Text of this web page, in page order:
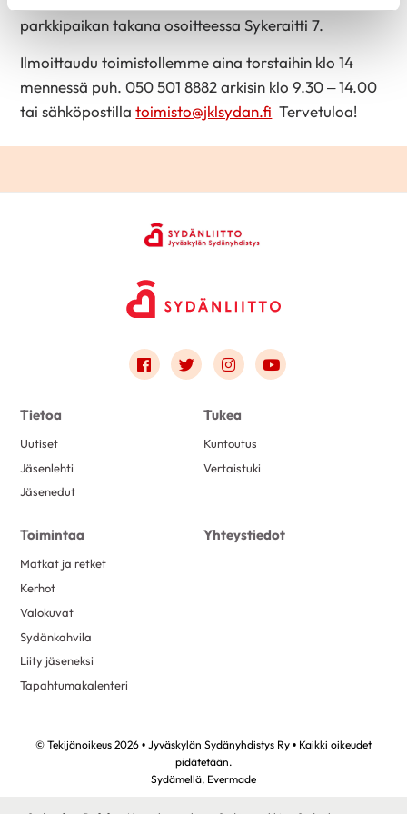
parkkipaikan takana osoitteessa Sykeraitti 7.
Ilmoittaudu toimistollemme aina torstaihin klo 14
mennessä puh. 050 501 8882 arkisin klo 9.30 – 14.00
tai sähköpostillatoimisto@jklsydan.fi Tervetuloa!
Link to facebook
Link to twitter
Link to instagram
Link to youtube
Tietoa
Uutiset
Jäsenlehti
Jäsenedut
Tukea
Kuntoutus
Vertaistuki
Toimintaa
Matkat ja retket
Kerhot
Valokuvat
Sydänkahvila
Liity jäseneksi
Tapahtumakalenteri
Yhteystiedot
© Tekijänoikeus 2026 • Jyväskylän Sydänyhdistys Ry • Kaikki oikeudet
pidätetään.
Sydämellä, Evermade